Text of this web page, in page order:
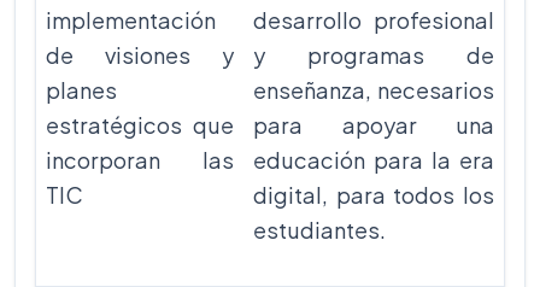
implementación
de visiones y
planes
estratégicos que
incorporan las
TIC
desarrollo profesional
y programas de
enseñanza, necesarios
para apoyar una
educación para la era
digital, para todos los
estudiantes.